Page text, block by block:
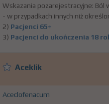
Wskazania pozarejestracyjne:
- w przypadkach innych niż
2) Pacjenci 65+
3) Pacjenci do ukończenia 18
Aceklik
Aceclofenacum